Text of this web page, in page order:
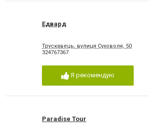
Едвард
Трускавець, вулиця Суховоля, 50
324767367
Я рекомендую
Paradise Tour